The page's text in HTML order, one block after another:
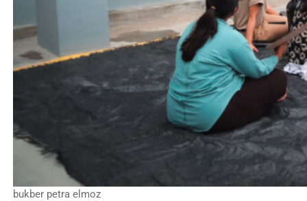
bukber petra elmoz